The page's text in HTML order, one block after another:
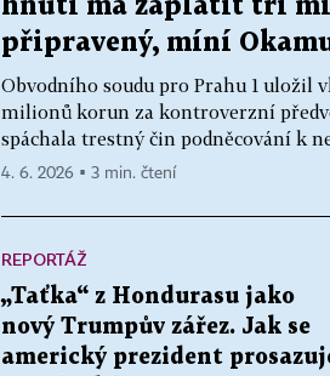
hnutí má zaplatit tři
připravený, míní
Obvodního soudu pro Prahu 1 uložil
milionů korun za kontroverzní
spáchala trestný čin podněcování k
4. 6. 2026 ▪ 3 min. čtení
REPORTÁŽ
„Taťka“ z Hondurasu jako
nový Trumpův zářez. Jak se
americký prezident